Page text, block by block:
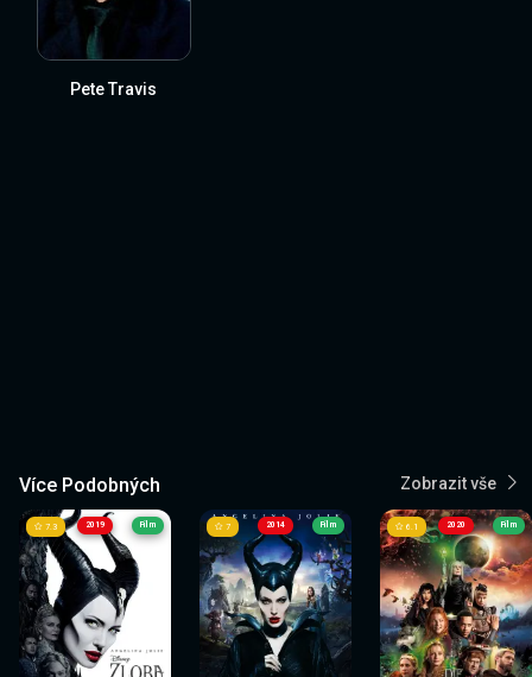
Pete Travis
Více Podobných Zobrazit vše
2019
7.3 Film 2014
7 Film 2020
6.1 Film